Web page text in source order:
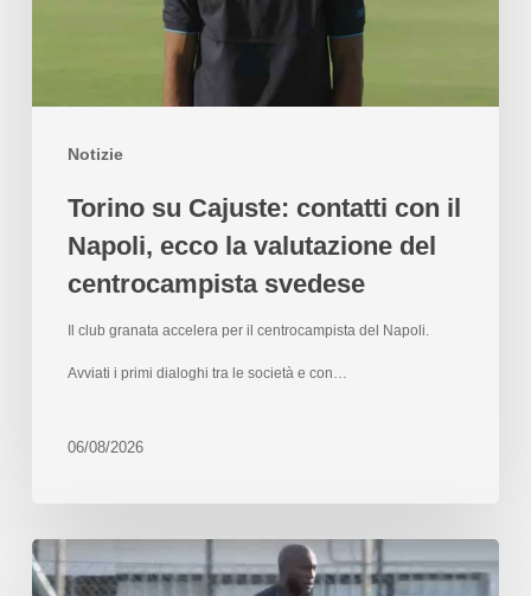
Notizie
Torino su Cajuste: contatti con il
Napoli, ecco la valutazione del
centrocampista svedese
Il club granata accelera per il centrocampista del Napoli.
Avviati i primi dialoghi tra le società e con…
06/08/2026